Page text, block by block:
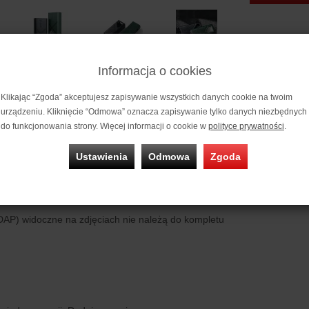
FuterałFiiO
KA13 Leather Case / SK-KA13
Pokrowiec / Etui / Futerał, dedykowany dla
ekologicznej, które nie tylko przeszło wiele zmian projektowych,
spełniając wysokie standardy i udoskonalone w licznych
widoczne na zdjęciach nie należą do kompletu
Informacja o cookies
Klikając “Zgoda” akceptujesz zapisywanie wszystkich danych cookie na twoim
urządzeniu. Kliknięcie “Odmowa” oznacza zapisywanie tylko danych niezbędnych
do funkcjonowania strony. Więcej informacji o cookie w polityce prywatności.
Ustawienia Odmowa Zgoda